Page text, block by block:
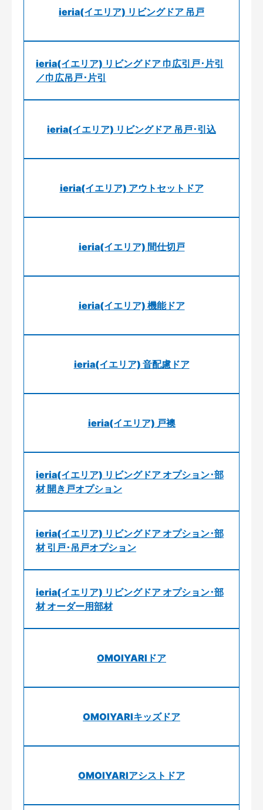
ieria(イエリア) リビングドア 吊戸
ieria(イエリア) リビングドア 巾広引戸･片引
／巾広吊戸･片引
ieria(イエリア) リビングドア 吊戸･引込
ieria(イエリア) アウトセットドア
ieria(イエリア) 間仕切戸
ieria(イエリア) 機能ドア
ieria(イエリア) 音配慮ドア
ieria(イエリア) 戸襖
ieria(イエリア) リビングドア オプション･部
材 開き戸オプション
ieria(イエリア) リビングドア オプション･部
材 引戸･吊戸オプション
ieria(イエリア) リビングドア オプション･部
材 オーダー用部材
OMOIYARIドア
OMOIYARIキッズドア
OMOIYARIアシストドア